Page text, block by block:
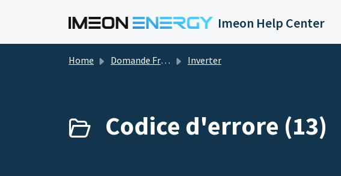
Imeon Help Center
Home Domande Frequenti (FAQ) Inverter
Codice d'errore (13)